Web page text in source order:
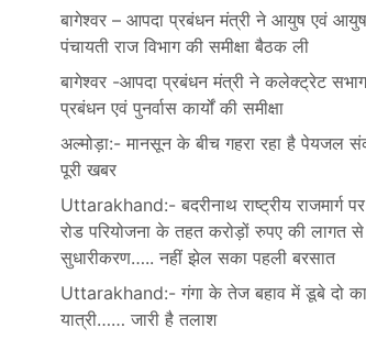
बागेश्वर – आपदा प्रबंधन मंत्री ने आयुष एवं आयुष
पंचायती राज विभाग की समीक्षा बैठक ली
बागेश्वर -आपदा प्रबंधन मंत्री ने कलेक्ट्रेट
प्रबंधन एवं पुनर्वास कार्यों की समीक्षा
अल्मोड़ा:- मानसून के बीच गहरा रहा है पेयजल
पूरी खबर
Uttarakhand:- बदरीनाथ राष्ट्रीय राजमार्ग
रोड परियोजना के तहत करोड़ों रुपए की लागत
सुधारीकरण….. नहीं झेल सका पहली बरसात
Uttarakhand:- गंगा के तेज बहाव में डूबे दो
यात्री…… जारी है तलाश